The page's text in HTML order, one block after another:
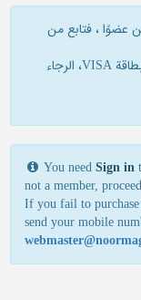
عضوًا ، فتابع من
إن كنت لا تقدر علی شراء الاشتراك عبرPayPal أو بطاقة VISA، الرجاء
You need Sign in
not a member,
If you fail to
send your mobile